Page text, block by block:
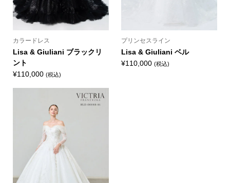
カラードレス
Lisa & Giuliani ブラックリ
ント
¥110,000 (税込)
プリンセスライン
Lisa & Giuliani ベル
¥110,000 (税込)